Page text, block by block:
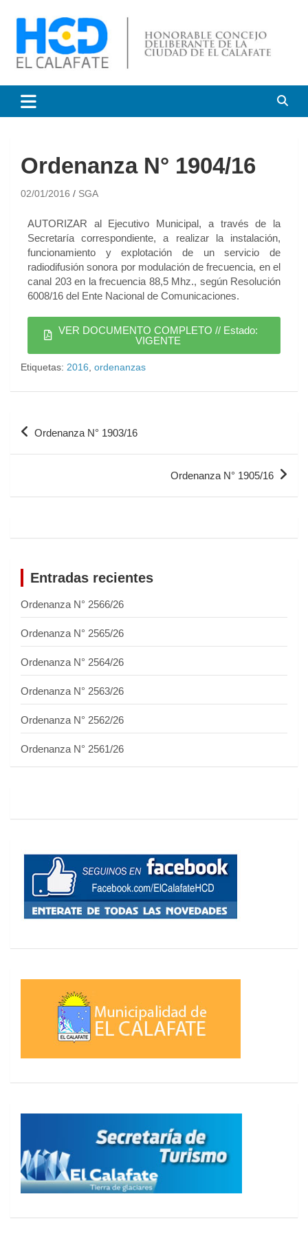
Honorable Concejo
Deliberante de El Calafate
Ordenanza N° 1904/16
02/01/2016 SGA
AUTORIZAR al Ejecutivo Municipal, a través de la
Secretaría correspondiente, a realizar la instalación,
funcionamiento y explotación de un servicio de
radiodifusión sonora por modulación de frecuencia, en el
canal 203 en la frecuencia 88,5 Mhz., según Resolución
6008/16 del Ente Nacional de Comunicaciones.
VER DOCUMENTO COMPLETO // Estado:
VIGENTE
Etiquetas: 2016 ordenanzas
Ordenanza N° 1903/16
Ordenanza N° 1905/16
Entradas recientes
Ordenanza N° 2566/26
Ordenanza N° 2565/26
Ordenanza N° 2564/26
Ordenanza N° 2563/26
Ordenanza N° 2562/26
Ordenanza N° 2561/26